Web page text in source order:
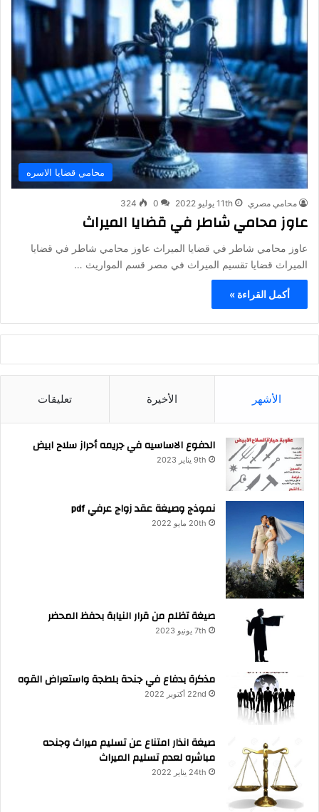
محامي قضايا الاسره
محامي مصري 11th يوليو 2022 0
324
عاوز محامي شاطر في قضايا الميراث
عاوز محامي شاطر في قضايا الميراث عاوز محامي شاطر في قضايا
الميراث قضايا تقسيم الميراث في مصر قسم المواريث ​…
أكمل القراءة »
الأشهر الأخيرة تعليقات
الدفوع الاساسيه في جريمه أحراز سلاح ابيض
9th يناير 2023
نموذج وصيغة عقد زواج عرفي pdf
20th مايو 2022
صيغة تظلم من قرار النيابة بحفظ المحضر
7th يونيو 2023
مذكرة بدفاع في جنحة بلطجة واستعراض القوه
22nd أكتوبر 2022
صيغة انذار امتناع عن تسليم ميراث وجنحه
مباشره لعدم تسليم الميراث
24th يناير 2022